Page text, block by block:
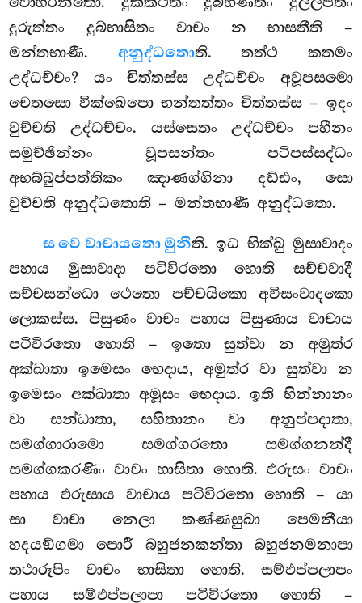
දුරුත්තං දුබ්භාසිතං වාචං න භාසතීති –
මන්තභාණී. අනුද්ධතොති. තත්ථ කතමං
උද්ධච්චං? යං චිත්තස්ස උද්ධච්චං අවූපසමො
චෙතසො වික්ඛෙපො භන්තත්තං චිත්තස්ස – ඉදං
වුච්චති උද්ධච්චං. යස්සෙතං උද්ධච්චං පහීනං
සමුච්ඡින්නං වූපසන්තං පටිපස්සද්ධං
අභබ්බුප්පත්තිකං ඤාණග්ගිනා දඩ්ඪං, සො
වුච්චති අනුද්ධතොති – මන්තභාණී අනුද්ධතො.
ස වෙ වාචායතො මුනීති. ඉධ භික්ඛු මුසාවාදං
පහාය මුසාවාදා පටිවිරතො හොති සච්චවාදී
සච්චසන්ධො ථෙතො පච්චයිකො අවිසංවාදකො
ලොකස්ස. පිසුණං වාචං පහාය පිසුණාය වාචාය
පටිවිරතො හොති – ඉතො සුත්වා න අමුත්ර
අක්ඛාතා ඉමෙසං භෙදාය, අමුත්ර වා සුත්වා න
ඉමෙසං අක්ඛාතා අමූසං භෙදාය. ඉති භින්නානං
වා සන්ධාතා, සහිතානං වා අනුප්පදාතා,
සමග්ගාරාමො සමග්ගරතො සමග්ගනන්දී
සමග්ගකරණිං වාචං භාසිතා හොති. ඵරුසං වාචං
පහාය ඵරුසාය වාචාය පටිවිරතො හොති – යා
සා වාචා නෙලා කණ්ණසුඛා පෙමනීයා
හදයඞ්ගමා පොරී බහුජනකන්තා බහුජනමනාපා
තථාරූපිං වාචං භාසිතා හොති. සම්ඵප්පලාපං
පහාය සම්ඵප්පලාපා පටිවිරතො හොති –